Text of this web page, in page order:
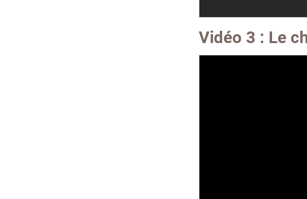
Vidéo 3 : Le